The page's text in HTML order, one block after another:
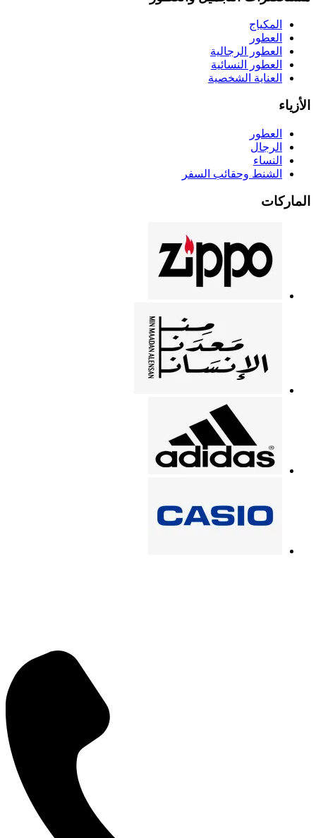
المكياج
العطور
العطور الرجالية
العطور النسائية
العناية الشخصية
الأزياء
العطور
الرجال
النساء
الشنط وحقائب السفر
الماركات